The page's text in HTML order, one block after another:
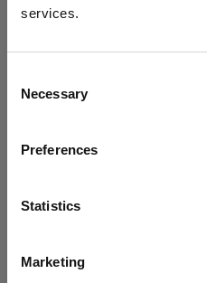
services.
Selection
Necessary
Preferences
Statistics
Marketing